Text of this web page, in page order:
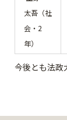
太吾（社
会・2
年）
今後とも法政